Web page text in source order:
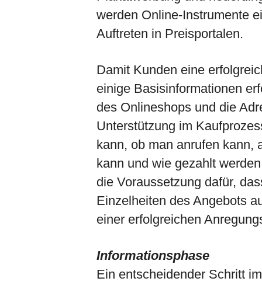
werden Online-Instrumente
Auftreten in Preisportalen.
Damit Kunden eine
einige Basisinformationen
des Onlineshops und die
Unterstützung im
kann, ob man anrufen kann,
kann und wie gezahlt
die Voraussetzung dafür,
Einzelheiten des Angebots
einer erfolgreichen
Informationsphase
Ein entscheidender Schritt